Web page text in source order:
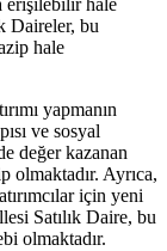
erişilebilir hale
Daireler, bu
hale
yapmanın
ve sosyal
değer kazanan
olmaktadır. Ayrıca,
için yeni
Satılık Daire, bu
olmaktadır.